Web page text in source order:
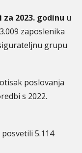
2023. godinu u
zaposlenika
grupu
poslovanja
s 2022.
5.114